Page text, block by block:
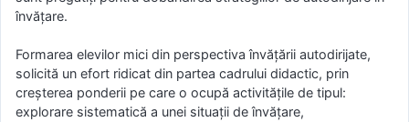
învățare.
Formarea elevilor mici din perspectiva învățării autodirijate,
solicită un efort ridicat din partea cadrului didactic, prin
creșterea ponderii pe care o ocupă activitățile de tipul:
explorare sistematică a unei situații de învățare,